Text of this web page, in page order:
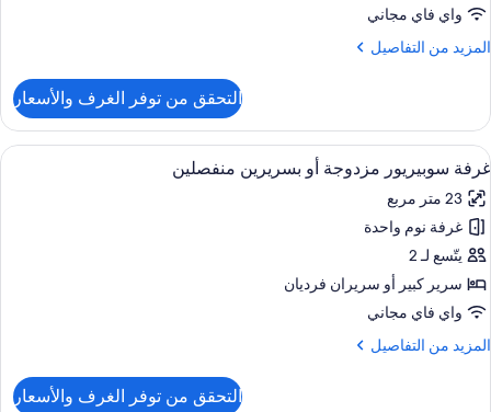
واي فاي مجاني
المزيد من التفاصيل
المزيد
جناح
جونيور
التحقق من توفر الغرف والأسعار
استعراض
جميع
صور
غرفة
سوبيريور
مزدوجة
أو
بسريرين
منفصلين
ألحفة محشوة بالريش وميني بار وخزنة
6
غرفة سوبيريور مزدوجة أو بسريرين منفصلين
23 متر مربع
غرفة نوم واحدة
يتّسع لـ 2
سرير كبير‫‬ أو سريران فرديان
واي فاي مجاني
المزيد من التفاصيل
المزيد
التحقق من توفر الغرف والأسعار